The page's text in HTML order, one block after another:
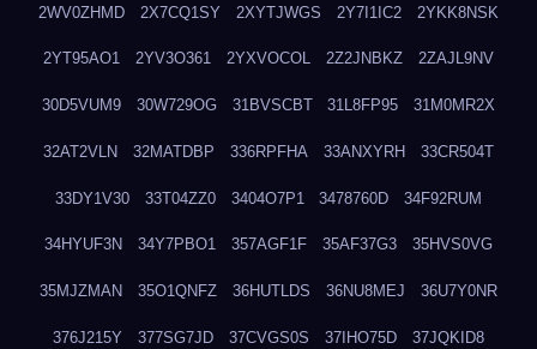
2WV0ZHMD 2X7CQ1SY 2XYTJWGS 2Y7I1IC2 2YKK8NSK
2YT95AO1 2YV3O361 2YXVOCOL 2Z2JNBKZ 2ZAJL9NV
30D5VUM9 30W729OG 31BVSCBT 31L8FP95 31M0MR2X
32AT2VLN 32MATDBP 336RPFHA 33ANXYRH 33CR504T
33DY1V30 33T04ZZ0 3404O7P1 3478760D 34F92RUM
34HYUF3N 34Y7PBO1 357AGF1F 35AF37G3 35HVS0VG
35MJZMAN 35O1QNFZ 36HUTLDS 36NU8MEJ 36U7Y0NR
376J215Y 377SG7JD 37CVGS0S 37IHO75D 37JQKID8